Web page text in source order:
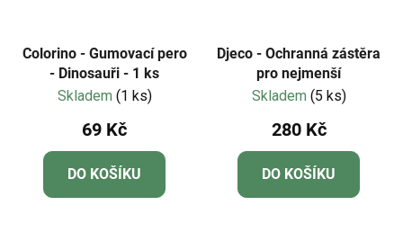
Colorino - Gumovací pero
- Dinosauři - 1 ks
Skladem (1 ks)
69 Kč
DO KOŠÍKU
Djeco - Ochranná zástěra
pro nejmenší
Skladem (5 ks)
280 Kč
DO KOŠÍKU